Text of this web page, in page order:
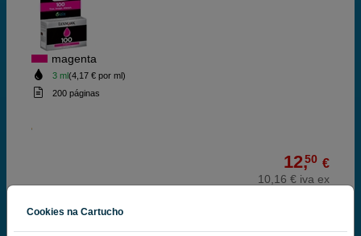
magenta
3 ml(4,17 € por ml)
200 páginas
12,50 €
10,16 € iva ex
comprar >
Cookies na Cartucho